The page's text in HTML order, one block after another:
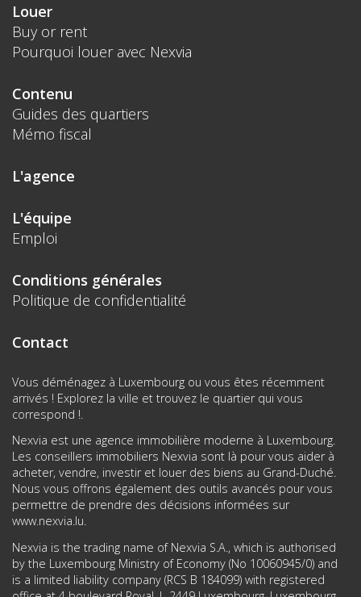
Louer
Buy or rent
Pourquoi louer avec Nexvia
Contenu
Guides des quartiers
Mémo fiscal
L'agence
L'équipe
Emploi
Conditions générales
Politique de confidentialité
Contact
Vous déménagez à Luxembourg ou vous êtes récemment
arrivés ! Explorez la ville et trouvez le quartier qui vous
correspond !.
Nexvia est une agence immobilière moderne à Luxembourg.
Les conseillers immobiliers Nexvia sont là pour vous aider à
acheter, vendre, investir et louer des biens au Grand-Duché.
Nous vous offrons également des outils avancés pour vous
permettre de prendre des décisions informées sur
www.nexvia.lu.
Nexvia is the trading name of Nexvia S.A., which is authorised
by the Luxembourg Ministry of Economy (No 10060945/0) and
is a limited liability company (RCS B 184099) with registered